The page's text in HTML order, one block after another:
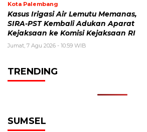
Kota Palembang
Kasus Irigasi Air Lemutu Memanas,
SIRA-PST Kembali Adukan Aparat
Kejaksaan ke Komisi Kejaksaan RI
Jumat, 7 Agu 2026 - 10:59 WIB
TRENDING
SUMSEL